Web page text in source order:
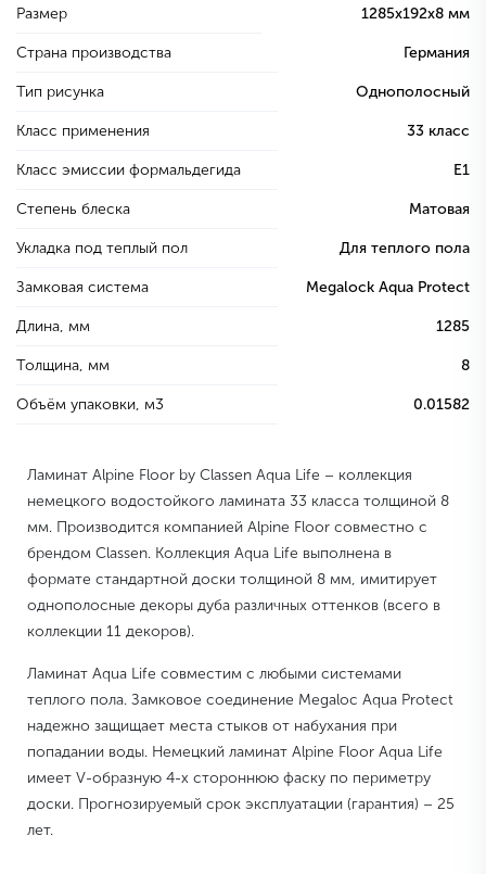
Размер 1285х192х8 мм
Страна производства Германия
Тип рисунка Однополосный
Класс применения 33 класс
Класс эмиссии формальдегида E1
Степень блеска Матовая
Укладка под теплый пол Для теплого пола
Замковая система Megalock Aqua Protect
Длина, мм 1285
Толщина, мм 8
Объём упаковки, м3 0.01582
Ламинат Alpine Floor by Classen Aqua Life – коллекция
немецкого водостойкого ламината 33 класса толщиной 8
мм. Производится компанией Alpine Floor совместно с
брендом Classen. Коллекция Aqua Life выполнена в
формате стандартной доски толщиной 8 мм, имитирует
однополосные декоры дуба различных оттенков (всего в
коллекции 11 декоров).
Ламинат Aqua Life совместим с любыми системами
теплого пола. Замковое соединение Megaloc Aqua Protect
надежно защищает места стыков от набухания при
попадании воды. Немецкий ламинат Alpine Floor Aqua Life
имеет V-образную 4-х стороннюю фаску по периметру
доски. Прогнозируемый срок эксплуатации (гарантия) – 25
лет.